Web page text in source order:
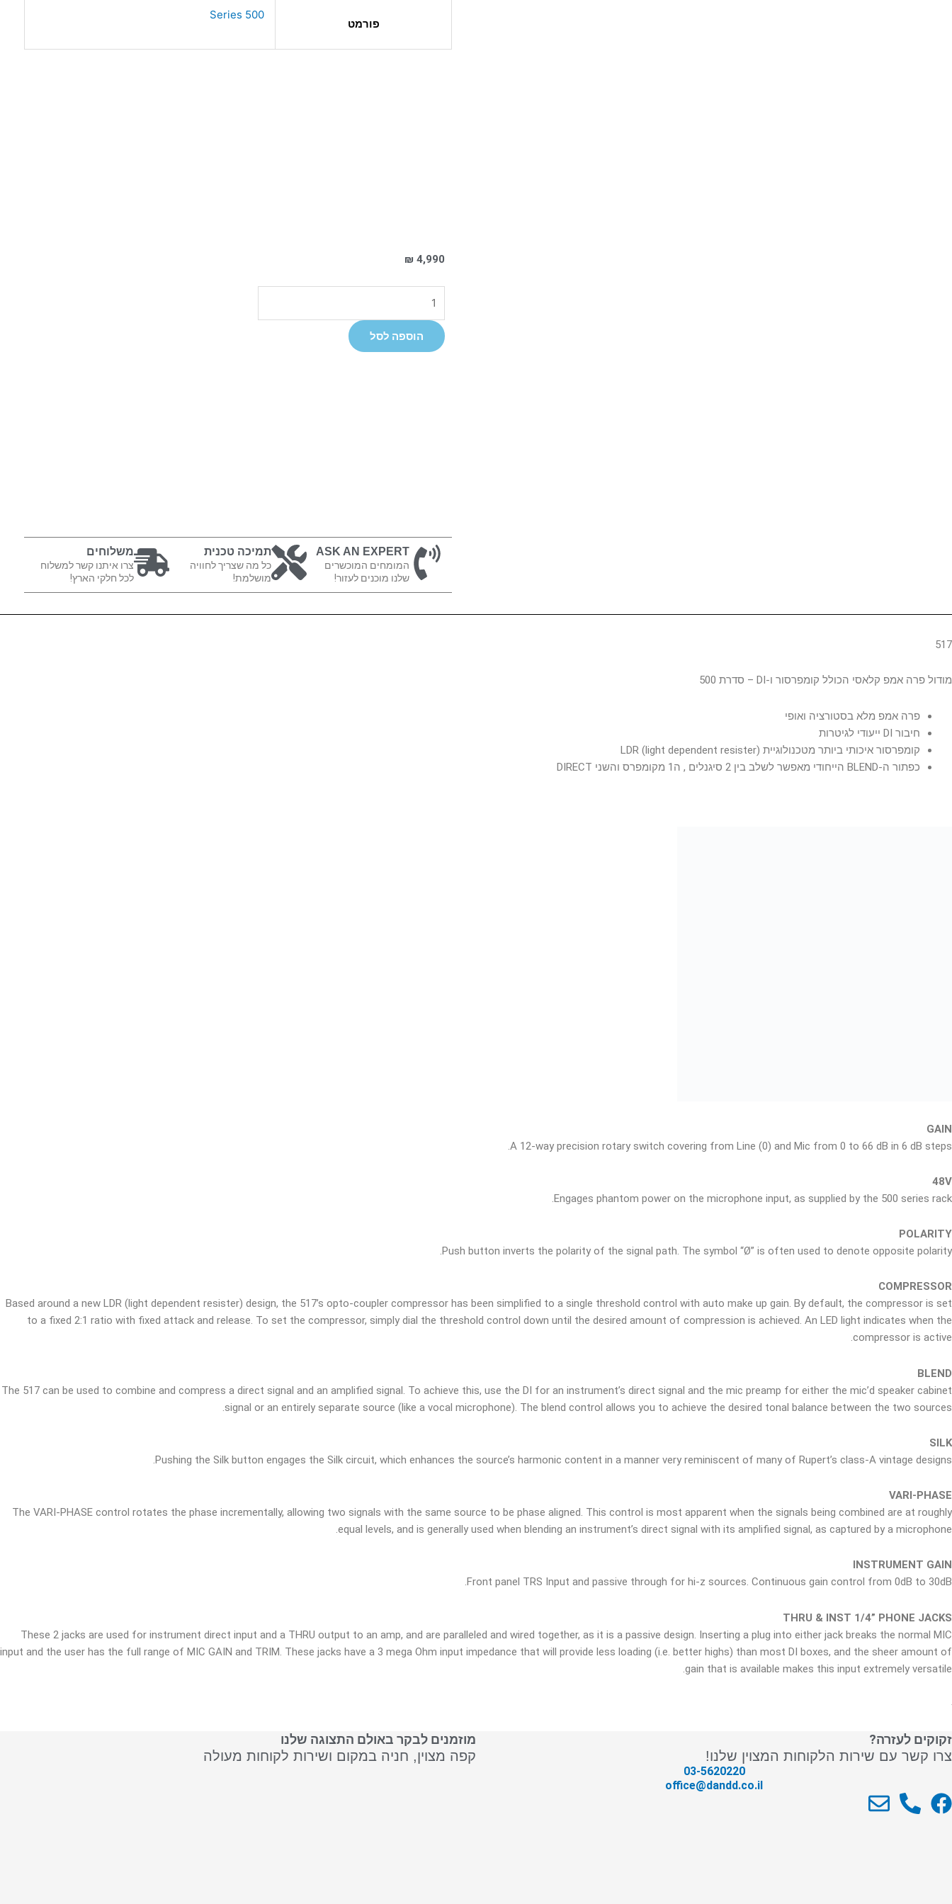
פורמט
500 Series
₪ 4,990
של
Rupert
Neve
הוספה לסל
ASK AN EXPERT
המומחים המוכשרים
שלנו מוכנים לעזור!
תמיכה טכנית
כל מה שצריך לחוויה
מושלמת!
משלוחים
צרו איתנו קשר למשלוח
לכל חלקי הארץ!
517
מודול פרה אמפ קלאסי הכולל קומפרסור ו-DI – סדרת 500
פרה אמפ מלא בסטורציה ואופי
חיבור DI ייעודי לגיטרות
קומפרסור איכותי ביותר מטכנולוגיית LDR (light dependent resister)
כפתור ה-BLEND הייחודי מאפשר לשלב בין 2 סיגנלים , ה1 מקומפרס והשני DIRECT
GAIN
A 12-way precision rotary switch covering from Line (0) and Mic from 0 to 66 dB in 6 dB steps.
48V
Engages phantom power on the microphone input, as supplied by the 500 series rack.
POLARITY
Push button inverts the polarity of the signal path. The symbol “Ø” is often used to denote opposite polarity.
COMPRESSOR
Based around a new LDR (light dependent resister) design, the 517’s opto-coupler compressor has been simplified to a single threshold control with auto make up gain. By default, the compressor is set
to a fixed 2:1 ratio with fixed attack and release. To set the compressor, simply dial the threshold control down until the desired amount of compression is achieved. An LED light indicates when the
compressor is active.
BLEND
The 517 can be used to combine and compress a direct signal and an amplified signal. To achieve this, use the DI for an instrument’s direct signal and the mic preamp for either the mic’d speaker cabinet
signal or an entirely separate source (like a vocal microphone). The blend control allows you to achieve the desired tonal balance between the two sources.
SILK
Pushing the Silk button engages the Silk circuit, which enhances the source’s harmonic content in a manner very reminiscent of many of Rupert’s class-A vintage designs.
VARI-PHASE
The VARI-PHASE control rotates the phase incrementally, allowing two signals with the same source to be phase aligned. This control is most apparent when the signals being combined are at roughly
equal levels, and is generally used when blending an instrument’s direct signal with its amplified signal, as captured by a microphone.
INSTRUMENT GAIN
Front panel TRS Input and passive through for hi-z sources. Continuous gain control from 0dB to 30dB.
THRU & INST 1/4” PHONE JACKS
These 2 jacks are used for instrument direct input and a THRU output to an amp, and are paralleled and wired together, as it is a passive design. Inserting a plug into either jack breaks the normal MIC
input and the user has the full range of MIC GAIN and TRIM. These jacks have a 3 mega Ohm input impedance that will provide less loading (i.e. better highs) than most DI boxes, and the sheer amount of
gain that is available makes this input extremely versatile.
זקוקים לעזרה?
צרו קשר עם שירות הלקוחות המצוין שלנו!
03-5620220
office@dandd.co.il
F
P
E
מוזמנים לבקר באולם התצוגה שלנו
קפה מצוין, חניה במקום ושירות לקוחות מעולה